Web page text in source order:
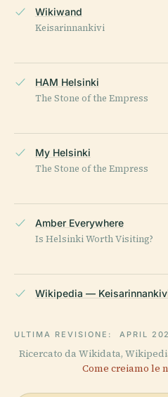
Wikiwand
Keisarinnankivi
HAM Helsinki
The Stone of the Empress
My Helsinki
The Stone of the Empress
Amber Everywhere
Is Helsinki Worth Visiting?
Wikipedia —
ULTIMA REVISIONE: APRIL
Ricercato da Wikidata,
Come creiamo le